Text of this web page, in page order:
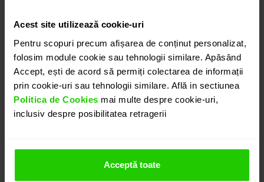
Acest site utilizează cookie-uri
Pentru scopuri precum afișarea de conținut personalizat,
folosim module cookie sau tehnologii similare. Apăsând
Accept, ești de acord să permiți colectarea de informații
prin cookie-uri sau tehnologii similare. Află in sectiunea
Politica de Cookies mai multe despre cookie-uri,
inclusiv despre posibilitatea retragerii
Acceptă toate
ADAUGĂ ÎN COȘ
PROGRAMEAZĂ O ÎNTÂLNIRE
DETALII